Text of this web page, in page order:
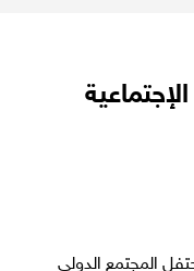
المجتمع الدولي